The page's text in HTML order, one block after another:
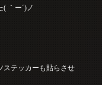
｀ー´)ノ
ステッカーも貼らさせ